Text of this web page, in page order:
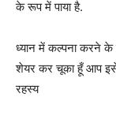
के रूप में पाया है.
ध्यान में कल्पना करने
शेयर कर चूका हूँ आप
रहस्य